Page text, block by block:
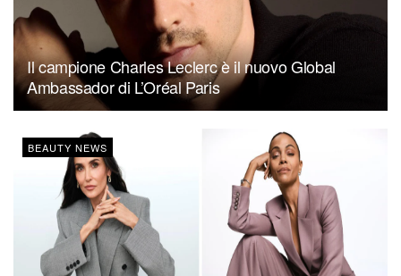
Il campione Charles Leclerc è il nuovo Global
Ambassador di L’Oréal Paris
BEAUTY NEWS